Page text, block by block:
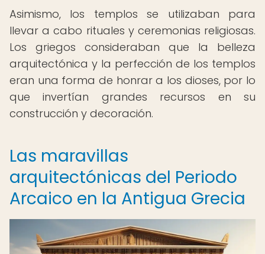
Asimismo, los templos se utilizaban para
llevar a cabo rituales y ceremonias religiosas.
Los griegos consideraban que la belleza
arquitectónica y la perfección de los templos
eran una forma de honrar a los dioses, por lo
que invertían grandes recursos en su
construcción y decoración.
Las maravillas
arquitectónicas del Periodo
Arcaico en la Antigua Grecia